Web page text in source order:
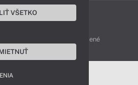
- 2026 Všetky práva vyhradené
VŠETKO